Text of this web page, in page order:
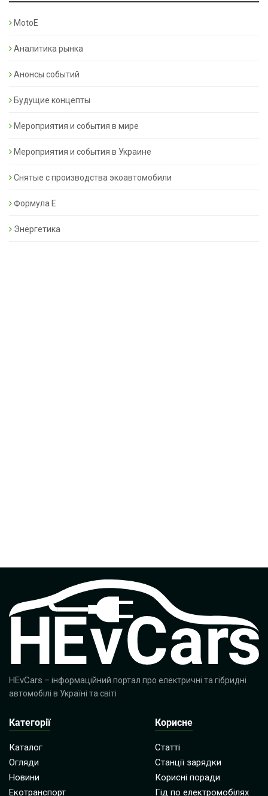
MotoE
Аналитика рынка
Анонсы событий
Будущие концепты
Мероприятия и события в мире
Мероприятия и события в Украине
Снятые с производства экоавтомобили
Формула Е
Энергетика
HEvCars – інформаційний портал про електричні та гібридні
автомобілі в Україні та світі
Категорії
Каталог
Огляди
Новини
Екотранспорт
Корисне
Статті
Станції зарядки
Корисні поради
Гід по електромобілях